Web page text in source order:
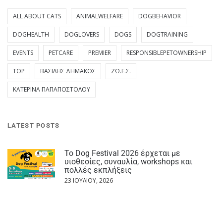
ALL ABOUT CATS ANIMALWELFARE DOGBEHAVIOR
DOGHEALTH DOGLOVERS DOGS DOGTRAINING
EVENTS PETCARE PREMIER RESPONSIBLEPETOWNERSHIP
TOP ΒΑΣΊΛΗΣ ΔΗΜΆΚΟΣ ΖΩ.Ε.Σ.
ΚΑΤΕΡΊΝΑ ΠΑΠΑΠΟΣΤΌΛΟΥ
LATEST POSTS
Το Dog Festival 2026 έρχεται με
υιοθεσίες, συναυλία, workshops και
πολλές εκπλήξεις
23 ΙΟΥΛΊΟΥ, 2026